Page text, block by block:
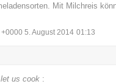
Mit Milchreis
5. August 2014 01:13
us cook :